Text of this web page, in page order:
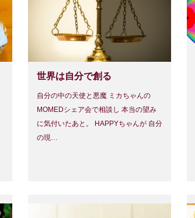
世界は自分で創る
自分の中の天使と悪魔 ミカちゃんの
MOMEDシェア会で相談し 本当の望み
に気付いたあと。 HAPPYちゃんが 自分
の現…